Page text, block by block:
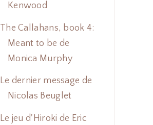
Kenwood
The Callahans, book 4:
Meant to be de
Monica Murphy
Le dernier message de
Nicolas Beuglet
Le jeu d'Hiroki de Eric